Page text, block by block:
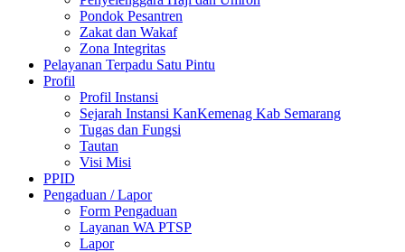
Pondok Pesantren
Zakat dan Wakaf
Zona Integritas
Pelayanan Terpadu Satu Pintu
Profil
Profil Instansi
Sejarah Instansi KanKemenag Kab Semarang
Tugas dan Fungsi
Tautan
Visi Misi
PPID
Pengaduan / Lapor
Form Pengaduan
Layanan WA PTSP
Lapor